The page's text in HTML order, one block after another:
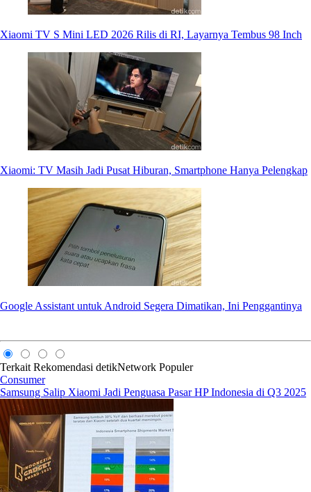
Xiaomi TV S Mini LED 2026 Rilis di RI, Layarnya Tembus 98 Inch
Xiaomi: TV Masih Jadi Pusat Hiburan, Smartphone Hanya Pelengkap
Google Assistant untuk Android Segera Dimatikan, Ini Penggantinya
Terkait Rekomendasi detikNetwork Populer
Consumer
Samsung Salip Xiaomi Jadi Penguasa Pasar HP Indonesia di Q3 2025